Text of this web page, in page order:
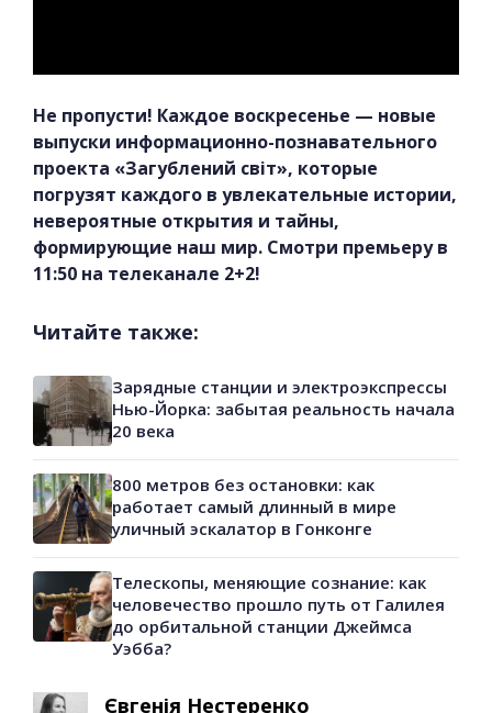
Не пропусти! Каждое воскресенье — новые
выпуски информационно-познавательного
проекта «Загублений світ», которые
погрузят каждого в увлекательные истории,
невероятные открытия и тайны,
формирующие наш мир. Смотри премьеру в
11:50 на телеканале 2+2!
Читайте также:
Зарядные станции и электроэкспрессы
Нью-Йорка: забытая реальность начала
20 века
800 метров без остановки: как
работает самый длинный в мире
уличный эскалатор в Гонконге
Телескопы, меняющие сознание: как
человечество прошло путь от Галилея
до орбитальной станции Джеймса
Уэбба?
Євгенія Нестеренко